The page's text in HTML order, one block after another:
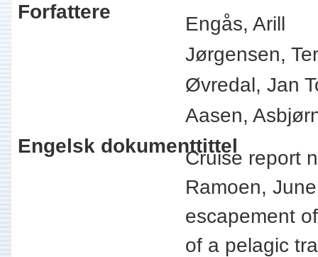
Forfattere
Engås, Arill
Jørgensen,
Øvredal, Jan
Aasen,
Engelsk dokumenttittel
Cruise report
Ramoen,
escapement
of a pelagic